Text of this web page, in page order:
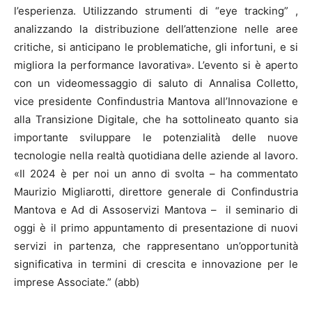
l’esperienza. Utilizzando strumenti di “eye tracking” ,
analizzando la distribuzione dell’attenzione nelle aree
critiche, si anticipano le problematiche, gli infortuni, e si
migliora la performance lavorativa». L’evento si è aperto
con un videomessaggio di saluto di Annalisa Colletto,
vice presidente Confindustria Mantova all’Innovazione e
alla Transizione Digitale, che ha sottolineato quanto sia
importante sviluppare le potenzialità delle nuove
tecnologie nella realtà quotidiana delle aziende al lavoro.
«Il 2024 è per noi un anno di svolta – ha commentato
Maurizio Migliarotti, direttore generale di Confindustria
Mantova e Ad di Assoservizi Mantova – il seminario di
oggi è il primo appuntamento di presentazione di nuovi
servizi in partenza, che rappresentano un’opportunità
significativa in termini di crescita e innovazione per le
imprese Associate.” (abb)